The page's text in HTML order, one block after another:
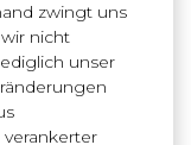
zwingt uns
nicht
unser